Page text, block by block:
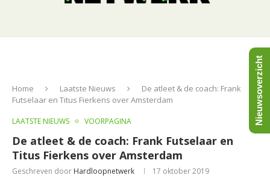
Home Laatste Nieuws
De atleet & de coach: Frank
Futselaar en Titus Fierkens over Amsterdam
LAATSTE NIEUWS VOORPAGINA
De atleet & de coach: Frank Futselaar en
Titus Fierkens over Amsterdam
Geschreven door Hardloopnetwerk 17 oktober 2019
Nieuwsoverzicht